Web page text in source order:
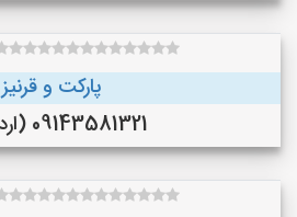
پارکت و قرنیز
09143581321 (اردبیل )